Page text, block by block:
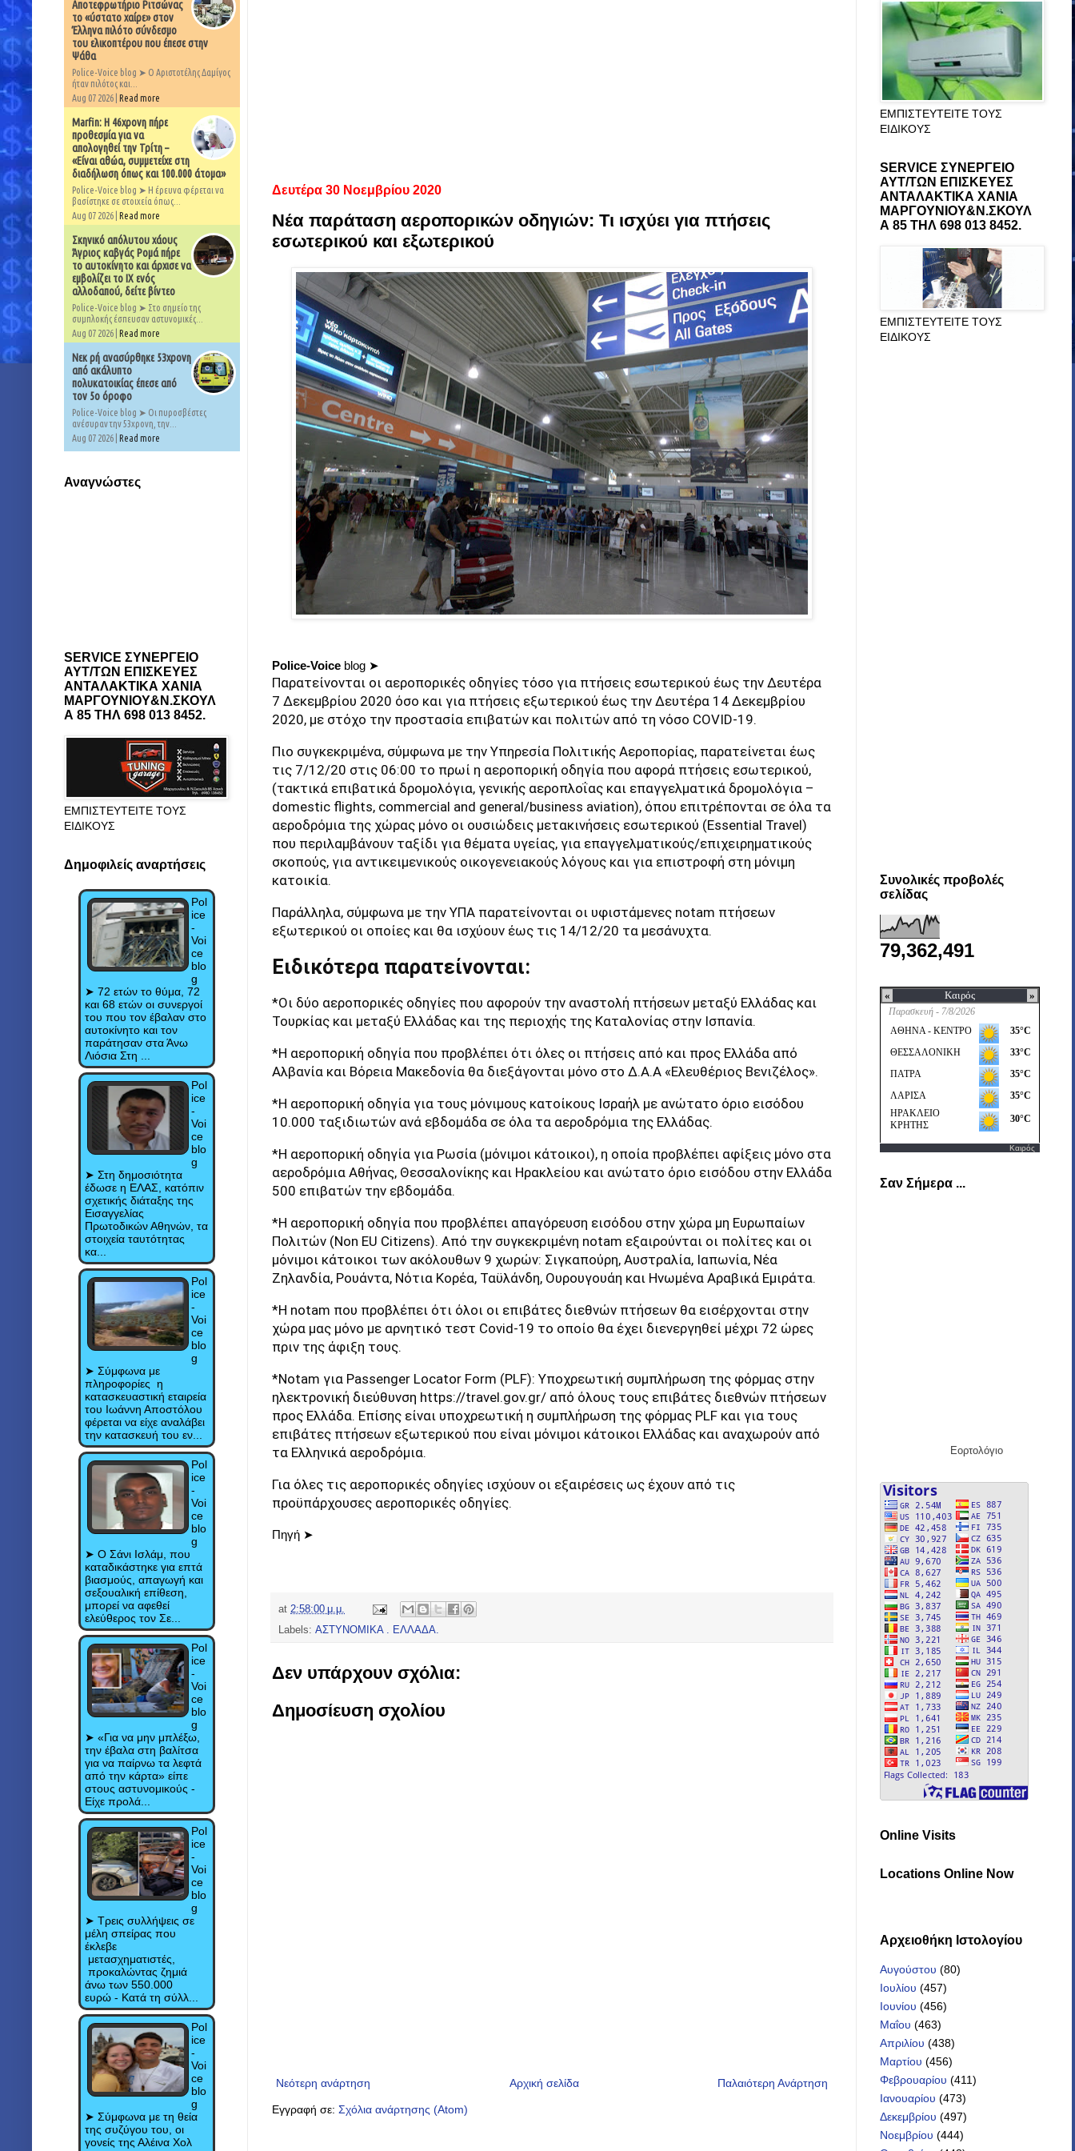
Δευτέρα 30 Νοεμβρίου 2020
Νέα παράταση αεροπορικών οδηγιών: Τι ισχύει για πτήσεις
εσωτερικού και εξωτερικού
Police-Voice blog ➤
Παρατείνονται οι αεροπορικές οδηγίες τόσο για πτήσεις εσωτερικού έως την Δευτέρα
7 Δεκεμβρίου 2020 όσο και για πτήσεις εξωτερικού έως την Δευτέρα 14 Δεκεμβρίου
2020, με στόχο την προστασία επιβατών και πολιτών από τη νόσο COVID-19.
Πιο συγκεκριμένα, σύμφωνα με την Υπηρεσία Πολιτικής Αεροπορίας, παρατείνεται έως
τις 7/12/20 στις 06:00 το πρωί η αεροπορική οδηγία που αφορά πτήσεις εσωτερικού,
(τακτικά επιβατικά δρομολόγια, γενικής αεροπλοΐας και επαγγελματικά δρομολόγια –
domestic flights, commercial and general/business aviation), όπου επιτρέπονται σε όλα τα
αεροδρόμια της χώρας μόνο οι ουσιώδεις μετακινήσεις εσωτερικού (Essential Travel)
που περιλαμβάνουν ταξίδι για θέματα υγείας, για επαγγελματικούς/επιχειρηματικούς
σκοπούς, για αντικειμενικούς οικογενειακούς λόγους και για επιστροφή στη μόνιμη
κατοικία.
Παράλληλα, σύμφωνα με την ΥΠΑ παρατείνονται οι υφιστάμενες notam πτήσεων
εξωτερικού οι οποίες και θα ισχύουν έως τις 14/12/20 τα μεσάνυχτα.
Ειδικότερα παρατείνονται:
*Οι δύο αεροπορικές οδηγίες που αφορούν την αναστολή πτήσεων μεταξύ Ελλάδας και
Τουρκίας και μεταξύ Ελλάδας και της περιοχής της Καταλονίας στην Ισπανία.
*Η αεροπορική οδηγία που προβλέπει ότι όλες οι πτήσεις από και προς Ελλάδα από
Αλβανία και Βόρεια Μακεδονία θα διεξάγονται μόνο στο Δ.Α.Α «Ελευθέριος Βενιζέλος».
*Η αεροπορική οδηγία για τους μόνιμους κατοίκους Ισραήλ με ανώτατο όριο εισόδου
10.000 ταξιδιωτών ανά εβδομάδα σε όλα τα αεροδρόμια της Ελλάδας.
*Η αεροπορική οδηγία για Ρωσία (μόνιμοι κάτοικοι), η οποία προβλέπει αφίξεις μόνο στα
αεροδρόμια Αθήνας, Θεσσαλονίκης και Ηρακλείου και ανώτατο όριο εισόδου στην Ελλάδα
500 επιβατών την εβδομάδα.
*Η αεροπορική οδηγία που προβλέπει απαγόρευση εισόδου στην χώρα μη Ευρωπαίων
Πολιτών (Non EU Citizens). Από την συγκεκριμένη nοtam εξαιρούνται οι πολίτες και οι
μόνιμοι κάτοικοι των ακόλουθων 9 χωρών: Σιγκαπούρη, Αυστραλία, Ιαπωνία, Νέα
Ζηλανδία, Ρουάντα, Νότια Κορέα, Ταϋλάνδη, Ουρουγουάη και Ηνωμένα Αραβικά Εμιράτα.
*Η notam που προβλέπει ότι όλοι οι επιβάτες διεθνών πτήσεων θα εισέρχονται στην
χώρα μας μόνο με αρνητικό τεστ Covid-19 το οποίο θα έχει διενεργηθεί μέχρι 72 ώρες
πριν της άφιξη τους.
*Notam για Passenger Locator Form (PLF): Υποχρεωτική συμπλήρωση της φόρμας στην
ηλεκτρονική διεύθυνση https://travel.gov.gr/ από όλους τους επιβάτες διεθνών πτήσεων
προς Ελλάδα. Επίσης είναι υποχρεωτική η συμπλήρωση της φόρμας PLF και για τους
επιβάτες πτήσεων εξωτερικού που είναι μόνιμοι κάτοικοι Ελλάδας και αναχωρούν από
τα Ελληνικά αεροδρόμια.
Για όλες τις αεροπορικές οδηγίες ισχύουν οι εξαιρέσεις ως έχουν από τις
προϋπάρχουσες αεροπορικές οδηγίες.
Πηγή ➤
at 2:58:00 μ.μ.
Labels: ΑΣΤΥΝΟΜΙΚΑ . ΕΛΛΑΔΑ.
Δεν υπάρχουν σχόλια:
Δημοσίευση σχολίου
Νεότερη ανάρτηση Παλαιότερη Ανάρτηση
Αρχική σελίδα
Εγγραφή σε: Σχόλια ανάρτησης (Atom)
Αποτεφρωτήριο Ριτσώνας
το «ύστατο χαίρε» στον
Έλληνα πιλότο σύνδεσμο
του ελικοπτέρου που έπεσε στην
Ψάθα
Police-Voice blog ➤ Ο Αριστοτέλης Δαμίγος
ήταν πιλότος και...
Aug 07 2026 | Read more
Marfin: Η 46χρονη πήρε
προθεσμία για να
απολογηθεί την Τρίτη –
«Είναι αθώα, συμμετείχε στη
διαδήλωση όπως και 100.000 άτομα»
Police-Voice blog ➤ Η έρευνα φέρεται να
βασίστηκε σε στοιχεία όπως...
Aug 07 2026 | Read more
Σκηνικό απόλυτου χάους
Άγριος καβγάς Ρομά πήρε
το αυτοκίνητο και άρχισε να
εμβολίζει το ΙΧ ενός
αλλοδαπού, δείτε βίντεο
Police-Voice blog ➤ Στο σημείο της
συμπλοκής έσπευσαν αστυνομικές...
Aug 07 2026 | Read more
Νεκ ρή ανασύρθηκε 53χρονη
από ακάλυπτο
πολυκατοικίας έπεσε από
τον 5ο όροφο
Police-Voice blog ➤ Οι πυροσβέστες
ανέσυραν την 53χρονη, την...
Aug 07 2026 | Read more
Αναγνώστες
SERVICE ΣΥΝΕΡΓΕΙΟ
ΑΥΤ/ΤΩΝ ΕΠΙΣΚΕΥΕΣ
ΑΝΤΑΛΑΚΤΙΚΑ ΧΑΝΙΑ
ΜΑΡΓΟΥΝΙΟΥ&Ν.ΣΚΟΥΛ
Α 85 ΤΗΛ 698 013 8452.
ΕΜΠΙΣΤΕΥΤΕΙΤΕ ΤΟΥΣ
ΕΙΔΙΚΟΥΣ
Δημοφιλείς αναρτήσεις
Pol
ice
-
Voi
ce
blo
g
➤ 72 ετών το θύμα, 72
και 68 ετών οι συνεργοί
του που τον έβαλαν στο
αυτοκίνητο και τον
παράτησαν στα Άνω
Λιόσια Στη ...
Pol
ice
-
Voi
ce
blo
g
➤ Στη δημοσιότητα
έδωσε η ΕΛΑΣ, κατόπιν
σχετικής διάταξης της
Εισαγγελίας
Πρωτοδικών Αθηνών, τα
στοιχεία ταυτότητας
κα...
Pol
ice
-
Voi
ce
blo
g
➤ Σύμφωνα με
πληροφορίες η
κατασκευαστική εταιρεία
του Ιωάννη Αποστόλου
φέρεται να είχε αναλάβει
την κατασκευή του εν...
Pol
ice
-
Voi
ce
blo
g
➤ Ο Σάνι Ισλάμ, που
καταδικάστηκε για επτά
βιασμούς, απαγωγή και
σεξουαλική επίθεση,
μπορεί να αφεθεί
ελεύθερος τον Σε...
Pol
ice
-
Voi
ce
blo
g
➤ «Για να μην μπλέξω,
την έβαλα στη βαλίτσα
για να παίρνω τα λεφτά
από την κάρτα» είπε
στους αστυνομικούς -
Είχε προλά...
Pol
ice
-
Voi
ce
blo
g
➤ Τρεις συλλήψεις σε
μέλη σπείρας που
έκλεβε
μετασχηματιστές,
προκαλώντας ζημιά
άνω των 550.000
ευρώ - Κατά τη σύλλ...
Pol
ice
-
Voi
ce
blo
g
➤ Σύμφωνα με τη θεία
της συζύγου του, οι
γονείς της Αλέινα Χολ
ΕΜΠΙΣΤΕΥΤΕΙΤΕ ΤΟΥΣ
ΕΙΔΙΚΟΥΣ
SERVICE ΣΥΝΕΡΓΕΙΟ
ΑΥΤ/ΤΩΝ ΕΠΙΣΚΕΥΕΣ
ΑΝΤΑΛΑΚΤΙΚΑ ΧΑΝΙΑ
ΜΑΡΓΟΥΝΙΟΥ&Ν.ΣΚΟΥΛ
Α 85 ΤΗΛ 698 013 8452.
ΕΜΠΙΣΤΕΥΤΕΙΤΕ ΤΟΥΣ
ΕΙΔΙΚΟΥΣ
Συνολικές προβολές
σελίδας
79,362,491
Καιρός
Σαν Σήμερα ...
Εορτολόγιο
Online Visits
Locations Online Now
Αρχειοθήκη Iστολογίου
Αυγούστου (80)
Ιουλίου (457)
Ιουνίου (456)
Μαΐου (463)
Απριλίου (438)
Μαρτίου (456)
Φεβρουαρίου (411)
Ιανουαρίου (473)
Δεκεμβρίου (497)
Νοεμβρίου (444)